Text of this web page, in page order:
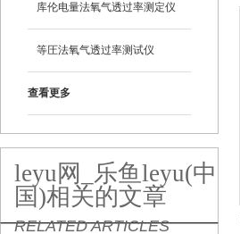
库伦电量法氧气透过率测定仪
等圧法氧气透过率测试仪
查看更多
leyu网_乐鱼leyu(中
国)相关的文章
RELATED ARTICLES